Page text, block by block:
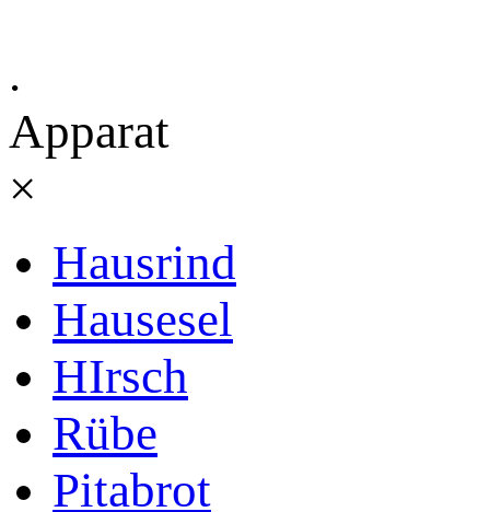
.
Apparat
×
Hausrind
Hausesel
HIrsch
Rübe
Pitabrot